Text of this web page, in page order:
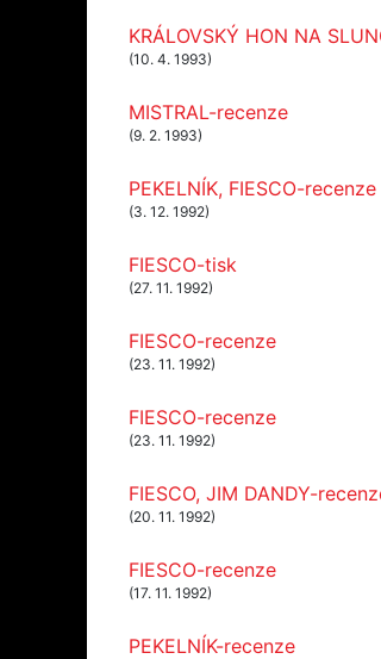
KRÁLOVSKÝ HON NA
(10. 4. 1993)
MISTRAL-recenze
(9. 2. 1993)
PEKELNÍK, FIESCO-recenze
(3. 12. 1992)
FIESCO-tisk
(27. 11. 1992)
FIESCO-recenze
(23. 11. 1992)
FIESCO-recenze
(23. 11. 1992)
FIESCO, JIM DANDY-
(20. 11. 1992)
FIESCO-recenze
(17. 11. 1992)
PEKELNÍK-recenze